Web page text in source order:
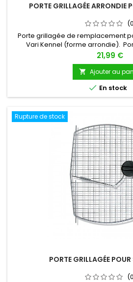
PORTE GRILLAGÉE ARRONDIE
Porte grillagée de remplacement
Vari Kennel (forme arrondie).
disponibles (voir détails pour
modèles de
Prix
21,99 €
 Ajouter au
 En stock
Rupture de stock
PORTE GRILLAGÉE POUR